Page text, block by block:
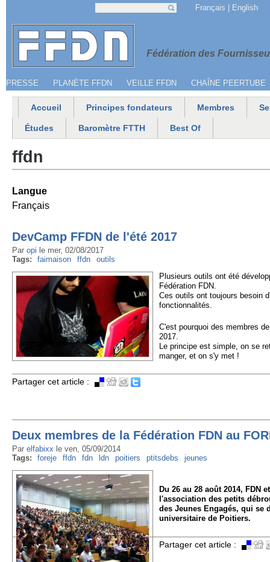
Jump to navigation
Fédération des
Menu secondaire
PRESSE PLANÈTE FFDN VEILLE FFDN CHAÎNE PEERTUBE
Français English
Menu principal
Accueil Principes fondateurs Membres
Études Baromètre FTTH Best Of
ffdn
Langue
Français
DevCamp FFDN de l'été 2017
Par opi le mer, 02/08/2017
Tags:
faimaison ffdn
outils
Plusieurs outils ont été
Fédération FDN.
Ces outils ont toujours besoin
fonctionnalités.
C'est pourquoi des membres
2017.
Le principe est simple, on se
manger, et on s'y met !
Partager cet article :
Deux membres de la Fédération FDN au
Par elfabixx le ven, 05/09/2014
Tags:
foreje ffdn fdn ldn poitiers ptitsdebs jeunes
Du 26 au 28 août 2014, FDN
l'association des petits
des Jeunes Engagés, qui se
universitaire de Poitiers.
Partager cet article :